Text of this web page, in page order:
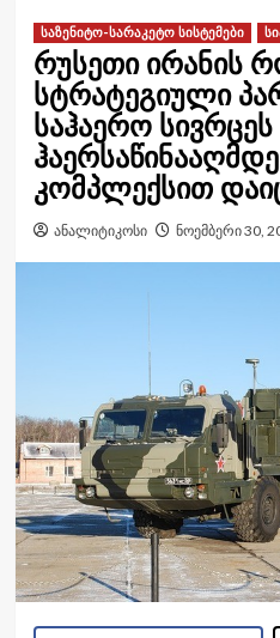
საზენიტო-სარაკეტო სისტემები
რუსეთი ირანის
სტრატეგიული
საჰაერო სივრცეს
კომპლექსით
ანალიტიკოსი ნოემბერი 30,